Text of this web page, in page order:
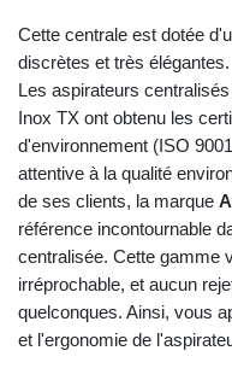
Cette centrale est dotée
discrètes et très élégantes.
Les aspirateurs
Inox TX ont obtenu les
d'environnement (ISO
attentive à la qualité
de ses clients, la marque
référence incontournable
centralisée. Cette gamme
irréprochable, et aucun
quelconques. Ainsi, vous
et l'ergonomie de